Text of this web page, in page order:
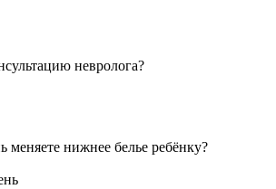
невролога?
меняете нижнее белье ребёнку?